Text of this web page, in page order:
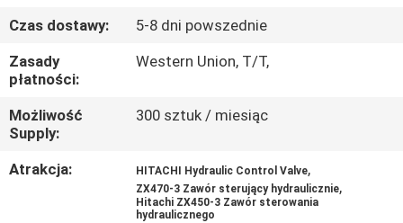
KONTROLA
JAKOŚCI
SKONTAKTUJ
SIĘ
Z
Czas dostawy:
5-8 dni powszednie
Zasady
płatności:
Western Union, T/T,
Możliwość
Supply:
300 sztuk / miesiąc
Atrakcja: HITACHI Hydraulic Control Valve,
ZX470-3 Zawór sterujący hydraulicznie,
Hitachi ZX450-3 Zawór sterowania
hydraulicznego